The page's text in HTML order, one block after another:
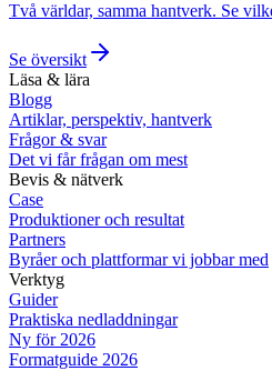
Två världar, samma hantverk. Se
Se översikt
Läsa & lära
Blogg
Artiklar, perspektiv, hantverk
Frågor & svar
Det vi får frågan om mest
Bevis & nätverk
Case
Produktioner och resultat
Partners
Byråer och plattformar vi jobbar med
Verktyg
Guider
Praktiska nedladdningar
Ny för 2026
Formatguide 2026